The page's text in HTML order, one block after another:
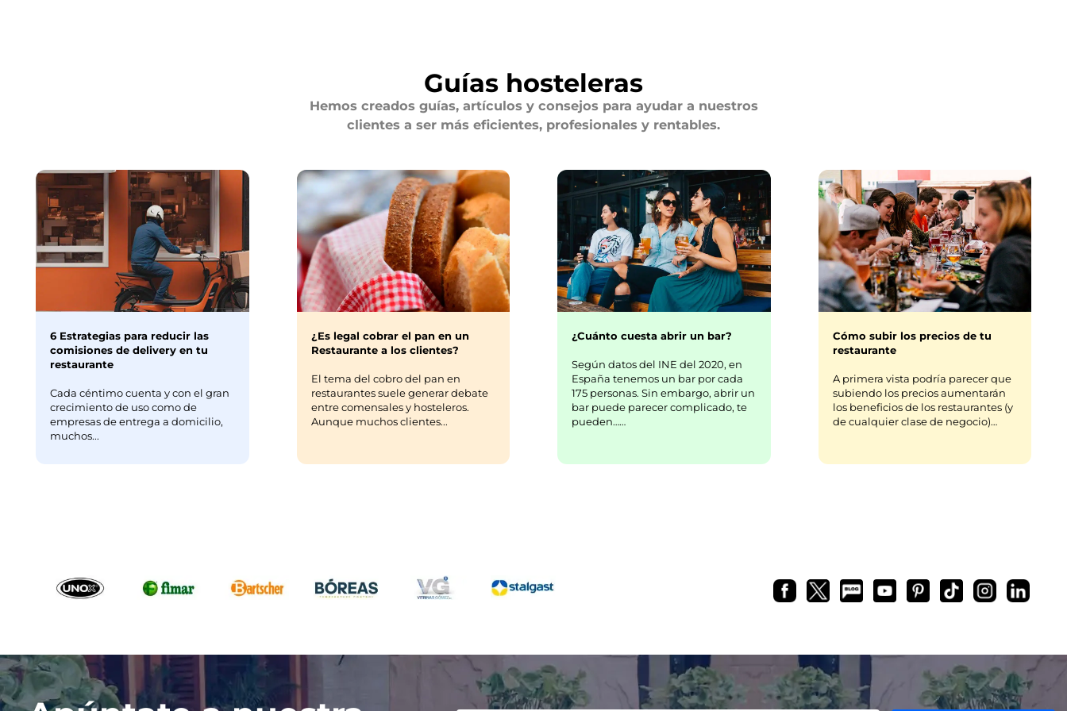
Guías hosteleras
Hemos creados guías, artículos y consejos para ayudar a nuestros
clientes a ser más eficientes, profesionales y rentables.
6 Estrategias para reducir las
comisiones de delivery en tu
restaurante
Cada céntimo cuenta y con el gran
crecimiento de uso como de
empresas de entrega a domicilio,
muchos...
¿Es legal cobrar el pan en un
Restaurante a los clientes?
El tema del cobro del pan en
restaurantes suele generar debate
entre comensales y hosteleros.
Aunque muchos clientes...
¿Cuánto cuesta abrir un bar?
Según datos del INE del 2020, en
España tenemos un bar por cada
175 personas. Sin embargo, abrir un
bar puede parecer complicado, te
pueden……
Cómo subir los precios de tu
restaurante
A primera vista podría parecer que
subiendo los precios aumentarán
los beneficios de los restaurantes (y
de cualquier clase de negocio)…